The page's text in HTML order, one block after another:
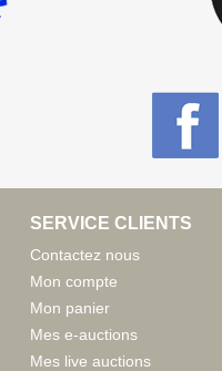
SERVICE CLIENTS
Contactez nous
Mon compte
Mon panier
Mes e-auctions
Mes live auctions